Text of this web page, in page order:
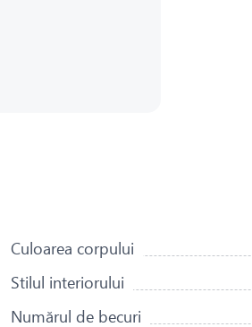
Culoarea corpului
Stilul interiorului
Numărul de becuri